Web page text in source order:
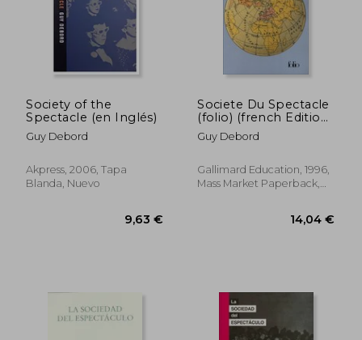
5% 20,00 € 5%
Society of the
Spectacle (en Inglés)
Guy Debord
Akpress, 2006, Tapa
Blanda, Nuevo
Societe Du Spectacle
(folio) (french Edition)
(en Francés)
Guy Debord
Gallimard Education, 1996,
Mass Market Paperback,